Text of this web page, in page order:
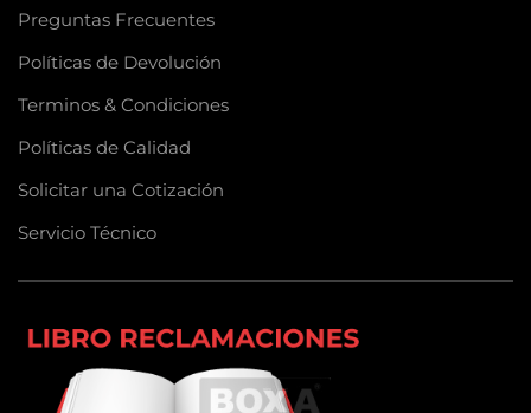
Preguntas Frecuentes
Políticas de Devolución
Terminos & Condiciones
Políticas de Calidad
Solicitar una Cotización
Servicio Técnico